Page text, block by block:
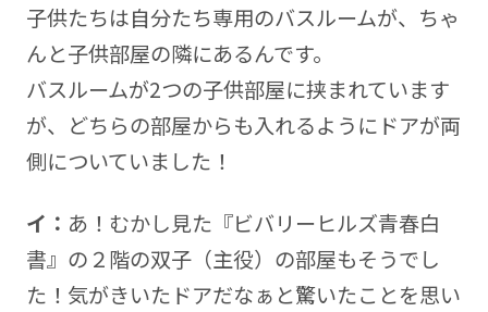
子供たちは自分たち専用のバスルームが、ちゃ
んと子供部屋の隣にあるんです。
バスルームが2つの子供部屋に挟まれています
が、どちらの部屋からも入れるようにドアが両
側についていました！
イ： あ！むかし見た『ビバリーヒルズ青春白
書』の２階の双子（主役）の部屋もそうでし
た！気がきいたドアだなぁと驚いたことを思い